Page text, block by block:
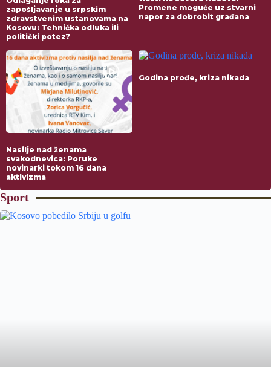
zapošljavanje u srpskim
zdravstvenim ustanovama na
Kosovu: Tehnička odluka ili
politički potez?
Promene moguće uz stvarni
napor za dobrobit građana
Nasilje nad ženama
svakodnevica: Poruke
novinarki tokom 16 dana
aktivizma
Godina prođe, kriza nikada
Sport